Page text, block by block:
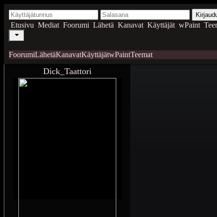
Etusivu Mediat Foorumi Lähetä Kanavat Käyttäjät wPaint
FoorumiLähetäKanavatKäyttäjätwPaintTeemat
Dick_Taattori